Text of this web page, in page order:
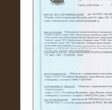
21.08.2016
На
модули 20 МВт (0,4